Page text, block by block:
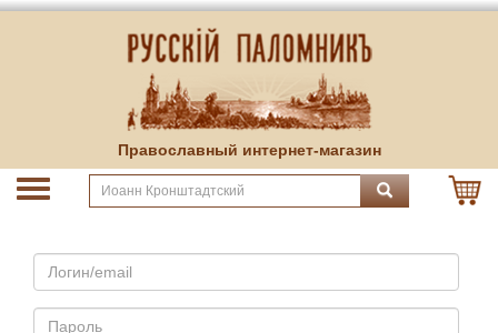
Православный интернет-магазин
Email
Пароль